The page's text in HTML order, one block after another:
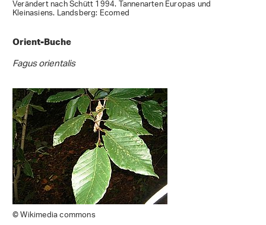
Verändert nach Schütt 1994. Tannenarten Europas und
Kleinasiens. Landsberg: Ecomed
Orient-Buche
Fagus orientalis
© Wikimedia commons